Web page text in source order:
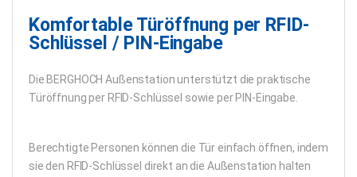
Komfortable Türöffnung per RFID-
Schlüssel / PIN-Eingabe
Die BERGHOCH Außenstation unterstützt die praktische
Türöffnung per RFID-Schlüssel sowie per PIN-Eingabe.
Berechtigte Personen können die Tür einfach öffnen, indem
sie den RFID-Schlüssel direkt an die Außenstation halten